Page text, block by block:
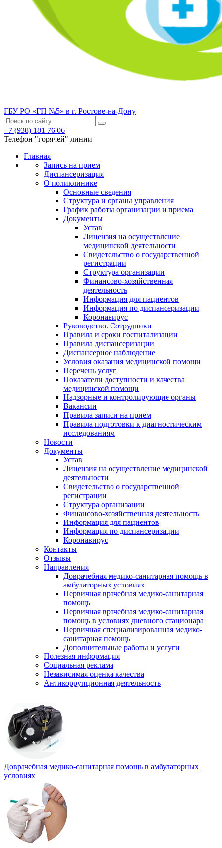
ГБУ РО «ГП №5» в г. Ростове-на-Дону
+7 (938) 181 76 06
Телефон "горячей" линии
Главная
Запись на прием
Диспансеризация
О поликлинике
Основные сведения
Структура и органы управления
График работы организации и приема
Документы
Устав
Лицензия на осуществление
медицинской деятельности
Свидетельство о государственной
регистрации
Структура организации
Финансово-хозяйственная
деятельность
Информация для пациентов
Информация по диспансеризации
Коронавирус
Руководство. Сотрудники
Правила и сроки госпитализации
Правила диспансеризации
Диспансерное наблюдение
Условия оказания медицинской помощи
Перечень услуг
Показатели доступности и качества
медицинской помощи
Надзорные и контролирующие органы
Вакансии
Правила записи на прием
Правила подготовки к диагностическим
исследованиям
Новости
Документы
Устав
Лицензия на осуществление медицинской
деятельности
Свидетельство о государственной
регистрации
Структура организации
Финансово-хозяйственная деятельность
Информация для пациентов
Информация по диспансеризации
Коронавирус
Контакты
Отзывы
Направления
Доврачебная медико-санитарная помощь в
амбулаторных условиях
Первичная врачебная медико-санитарная
помощь
Первичная врачебная медико-санитарная
помощь в условиях дневного стационара
Первичная специализированная медико-
санитарная помощь
Дополнительные работы и услуги
Полезная информация
Социальная реклама
Независимая оценка качества
Антикоррупционная деятельность
Доврачебная медико-санитарная помощь в амбулаторных
условиях